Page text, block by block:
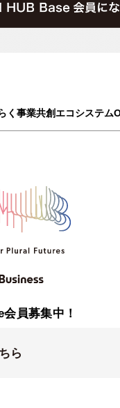
く事業共創エコシステム
員募集中！
ら